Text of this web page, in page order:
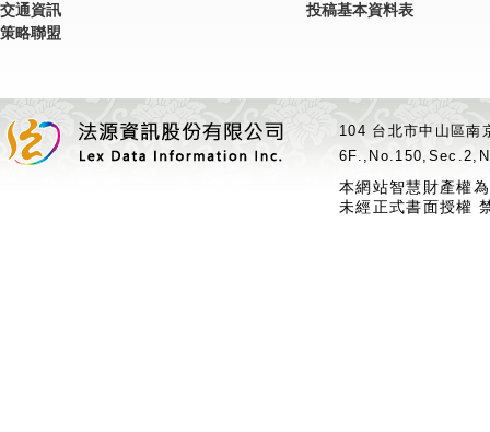
交通資訊
策略聯盟
投稿基本資料表
104 台北市中山區
本網站智慧財產權
未經正式書面授權